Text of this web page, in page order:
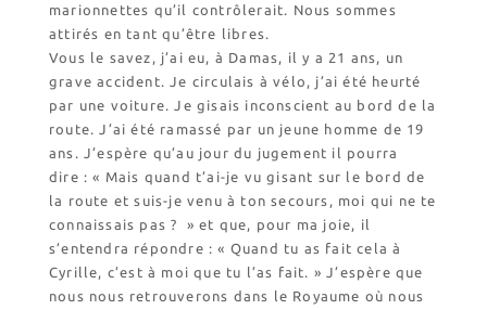
marionnettes qu’il contrôlerait. Nous sommes
attirés en tant qu’être libres.
Vous le savez, j’ai eu, à Damas, il y a 21 ans, un
grave accident. Je circulais à vélo, j’ai été heurté
par une voiture. Je gisais inconscient au bord de la
route. J’ai été ramassé par un jeune homme de 19
ans. J’espère qu’au jour du jugement il pourra
dire : « Mais quand t’ai-je vu gisant sur le bord de
la route et suis-je venu à ton secours, moi qui ne te
connaissais pas ? » et que, pour ma joie, il
s’entendra répondre : « Quand tu as fait cela à
Cyrille, c’est à moi que tu l’as fait. » J’espère que
nous nous retrouverons dans le Royaume où nous